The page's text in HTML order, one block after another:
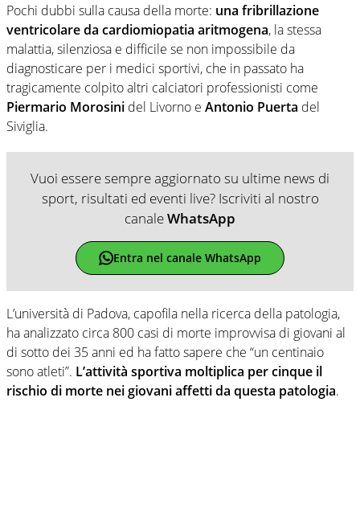
Pochi dubbi sulla causa della morte: una fribrillazione
ventricolare da cardiomiopatia aritmogena, la stessa
malattia, silenziosa e difficile se non impossibile da
diagnosticare per i medici sportivi, che in passato ha
tragicamente colpito altri calciatori professionisti come
Piermario Morosini del Livorno e Antonio Puerta del
Siviglia.
Vuoi essere sempre aggiornato su ultime news di
sport, risultati ed eventi live? Iscriviti al nostro
canaleWhatsApp
Entra nel canale WhatsApp
L’università di Padova, capofila nella ricerca della patologia,
ha analizzato circa 800 casi di morte improvvisa di giovani al
di sotto dei 35 anni ed ha fatto sapere che “un centinaio
sono atleti”. L’attività sportiva moltiplica per cinque il
rischio di morte nei giovani affetti da questa patologia.